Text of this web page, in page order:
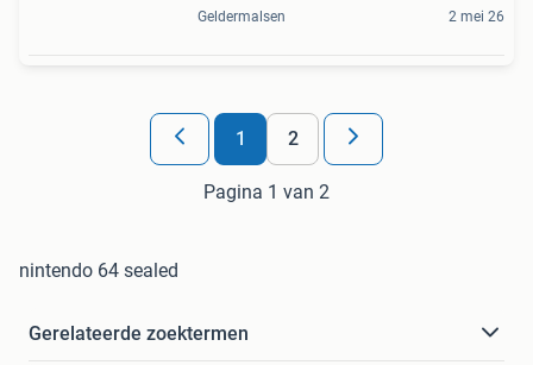
Geldermalsen 2 mei 26
1 2
Pagina 1 van 2
nintendo 64 sealed
Gerelateerde zoektermen